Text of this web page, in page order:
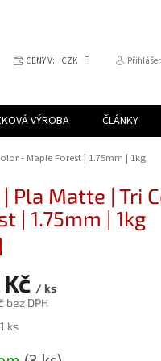
CENY V: CZK
VÝROBA ČLÁNKY
- Maple Forest | 1.75mm | 1kg
| Pla Matte | Tri
| 1.75mm | 1kg
/ ks
bez DPH
ks